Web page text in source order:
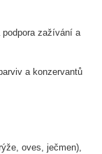
podpora zažívání a
a konzervantů
oves, ječmen),